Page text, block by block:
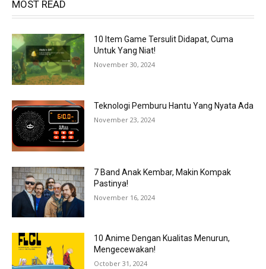
MOST READ
10 Item Game Tersulit Didapat, Cuma
Untuk Yang Niat!
November 30, 2024
Teknologi Pemburu Hantu Yang Nyata Ada
November 23, 2024
7 Band Anak Kembar, Makin Kompak
Pastinya!
November 16, 2024
10 Anime Dengan Kualitas Menurun,
Mengecewakan!
October 31, 2024